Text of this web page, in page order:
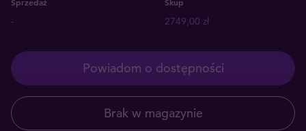
- 2749,00 zł
Powiadom o dostępności
Brak w magazynie